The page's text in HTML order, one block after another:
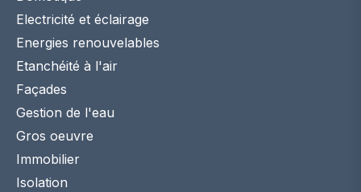
Electricité et éclairage
Energies renouvelables
Etanchéité à l'air
Façades
Gestion de l'eau
Gros oeuvre
Immobilier
Isolation